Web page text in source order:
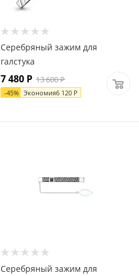
Серебряный зажим для
галстука
7 480 Р 13 600Р
-45% Экономия6 120 Р
Серебряный зажим для